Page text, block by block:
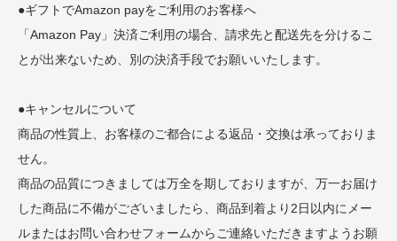
●ギフトでAmazon payをご利用のお客様へ
「Amazon Pay」決済ご利用の場合、請求先と配送先を分けるこ
とが出来ないため、別の決済手段でお願いいたします。
●キャンセルについて
商品の性質上、お客様のご都合による返品・交換は承っておりま
せん。
商品の品質につきましては万全を期しておりますが、万一お届け
した商品に不備がございましたら、商品到着より2日以内にメー
ルまたはお問い合わせフォームからご連絡いただきますようお願